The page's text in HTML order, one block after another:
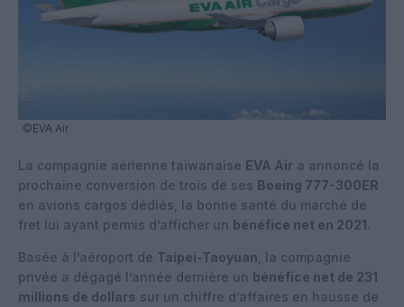
©EVA Air
La compagnie aérienne taïwanaise EVA Air a annoncé la
prochaine conversion de trois de ses Boeing 777-300ER
en avions cargos dédiés, la bonne santé du marché de
fret lui ayant permis d’afficher un bénéfice net en 2021.
Basée à l’aéroport de Taipei-Taoyuan , la compagnie
privée a dégagé l’année dernière un bénéfice net de 231
millions de dollars sur un chiffre d’affaires en hausse de